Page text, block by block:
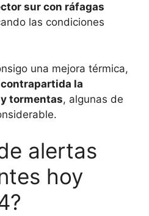
sur con ráfagas
las condiciones
una mejora térmica,
la
tormentas, algunas de
alertas
hoy